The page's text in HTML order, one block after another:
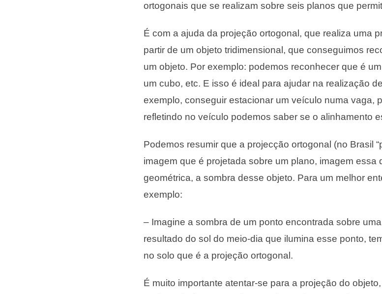
ortogonais que se realizam sobre seis planos que
É com a ajuda da projeção ortogonal, que realiza uma
partir de um objeto tridimensional, que conseguimos
um objeto. Por exemplo: podemos reconhecer que é
um cubo, etc. E isso é ideal para ajudar na realização
exemplo, conseguir estacionar um veículo numa vaga,
refletindo no veículo podemos saber se o alinhamento
Podemos resumir que a projecção ortogonal (no Brasil
imagem que é projetada sobre um plano, imagem essa
geométrica, a sombra desse objeto. Para um melhor
exemplo:
– Imagine a sombra de um ponto encontrada sobre
resultado do sol do meio-dia que ilumina esse ponto,
no solo que é a projeção ortogonal.
É muito importante atentar-se para a projeção do